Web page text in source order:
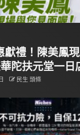
獻禮！陳美鳳
陀扶元堂一日
民生 頭條